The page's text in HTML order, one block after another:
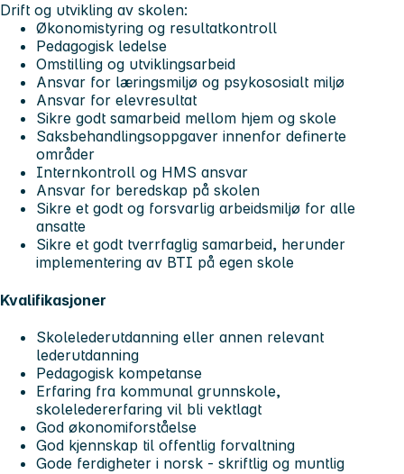
Drift og utvikling av skolen:
Økonomistyring og resultatkontroll
Pedagogisk ledelse
Omstilling og utviklingsarbeid
Ansvar for læringsmiljø og psykososialt miljø
Ansvar for elevresultat
Sikre godt samarbeid mellom hjem og skole
Saksbehandlingsoppgaver innenfor definerte
områder
Internkontroll og HMS ansvar
Ansvar for beredskap på skolen
Sikre et godt og forsvarlig arbeidsmiljø for alle
ansatte
Sikre et godt tverrfaglig samarbeid, herunder
implementering av BTI på egen skole
Kvalifikasjoner
Skolelederutdanning eller annen relevant
lederutdanning
Pedagogisk kompetanse
Erfaring fra kommunal grunnskole,
skoleledererfaring vil bli vektlagt
God økonomiforståelse
God kjennskap til offentlig forvaltning
Gode ferdigheter i norsk - skriftlig og muntlig